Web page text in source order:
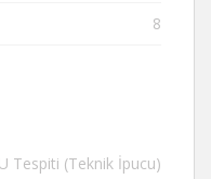
8
Tespiti (Teknik İpucu)